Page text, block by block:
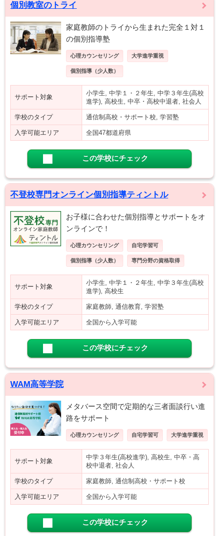
個別教室のトライ
家庭教師のトライから生まれた完全１対１
の個別指導塾
心理カウンセリング 大学進学重視
個別指導（少人数）
サポート対象
小学生, 中学１・２年生, 中学３年生(高校
進学), 高校生, 中卒・高校中退者, 社会人
学校のタイプ 通信制高校・サポート校, 学習塾
入学可能エリア 全国47都道府県
この学校にチェック
不登校専門オンライン個別指導ティントル
お子様に合わせた個別指導とサポートをオ
ンラインで！
心理カウンセリング 自宅学習可
個別指導（少人数） 専門分野の資格取得
サポート対象
小学生, 中学１・２年生, 中学３年生(高校
進学), 高校生
学校のタイプ 家庭教師, 通信教育, 学習塾
入学可能エリア 全国から入学可能
この学校にチェック
WAM高等学院
メタバース空間で定期的な三者面談行い進
路をサポート
心理カウンセリング 自宅学習可 大学進学重視
サポート対象
中学３年生(高校進学), 高校生, 中卒・高
校中退者, 社会人
学校のタイプ 家庭教師, 通信制高校・サポート校
入学可能エリア 全国から入学可能
この学校にチェック